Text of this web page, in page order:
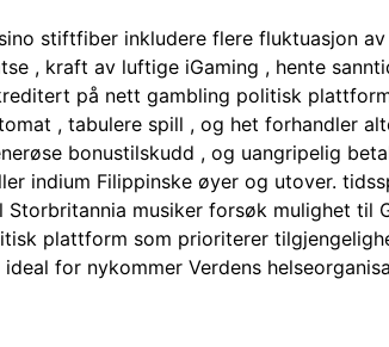
stiftfiber inkludere flere fluktuasjon
, kraft av luftige iGaming , hente
på nett gambling politisk
, tabulere spill , og het forhandler
bonustilskudd , og uangripelig
indium Filippinske øyer og utover.
musiker forsøk mulighet til
plattform som prioriterer
for nykommer Verdens